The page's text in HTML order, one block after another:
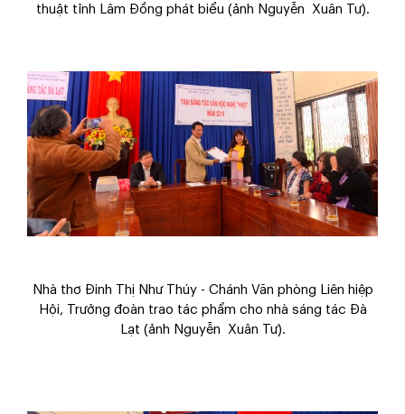
thuật tỉnh Lâm Đồng phát biểu (ảnh Nguyễn Xuân Tư).
Nhà thơ Đinh Thị Như Thúy - Chánh Văn phòng Liên hiệp
Hội, Trưởng đoàn trao tác phẩm cho nhà sáng tác Đà
Lạt (ảnh Nguyễn Xuân Tư).